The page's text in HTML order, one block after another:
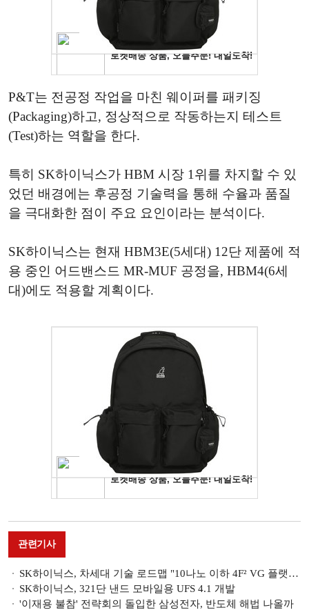
P&T는 전공정 작업을 마친 웨이퍼를 패키징
(Packaging)하고, 정상적으로 작동하는지 테스트
(Test)하는 역할을 한다.
특히 SK하이닉스가 HBM 시장 1위를 차지할 수 있
었던 배경에는 후공정 기술력을 통해 수율과 품질
을 극대화한 점이 주요 요인이라는 분석이다.
SK하이닉스는 현재 HBM3E(5세대) 12단 제품에 적
용 중인 어드밴스드 MR-MUF 공정을, HBM4(6세
대)에도 적용할 계획이다.
관련기사
SK하이닉스, 차세대 기술 로드맵 "10나노 이하 4F² VG 플랫폼 전환 검토"
SK하이닉스, 321단 낸드 모바일용 UFS 4.1 개발
'이재용 불참' 전략회의 돌입한 삼성전자, 반도체 해법 나올까